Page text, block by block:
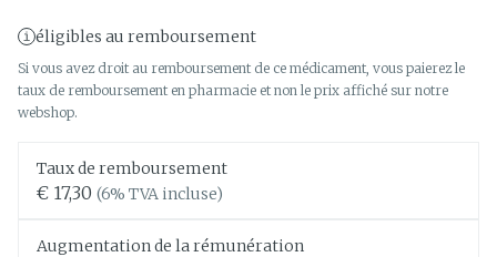
éligibles au remboursement
Si vous avez droit au remboursement de ce médicament, vous paierez le
taux de remboursement en pharmacie et non le prix affiché sur notre
webshop.
Taux de remboursement
€ 17,30 (6% TVA incluse)
Augmentation de la rémunération